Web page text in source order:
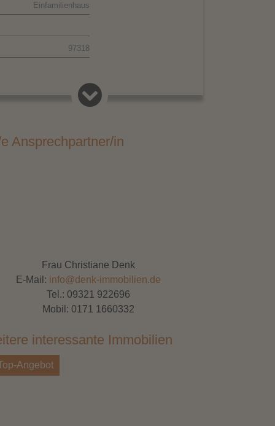
Einfamilienhaus
97318
Kitzingen
Deutschland
5,5
Schlafzimmer
4
sep. WC
Ansprechpartner/in
Frau Christiane Denk
E-Mail: info@denk-immobilien.de
Tel.: 09321 922696
Mobil: 0171 1660332
interessante Immobilien
Angebot